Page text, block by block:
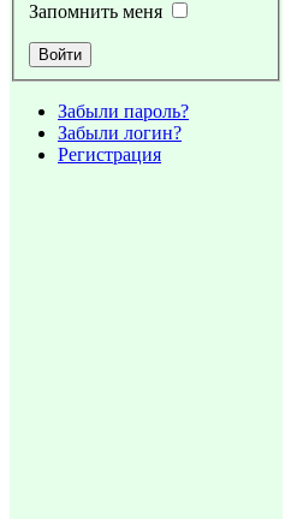
Запомнить меня
Забыли пароль?
Забыли логин?
Регистрация